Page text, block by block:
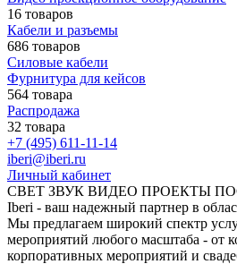
16 товаров
Кабели и разъемы
686 товаров
Силовые кабели
Фурнитура для кейсов
564 товара
Распродажа
32 товара
+7 (495) 611-11-14
iberi@iberi.ru
Личный кабинет
СВЕТ ЗВУК ВИДЕО ПРОЕКТЫ
Iberi - ваш надежный партнер в
Мы предлагаем широкий спектр
мероприятий любого масштаба - от
корпоративных мероприятий и